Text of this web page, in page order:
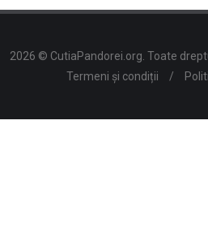
2026 © CutiaPandorei.org. Toate
Termeni și condiții
/